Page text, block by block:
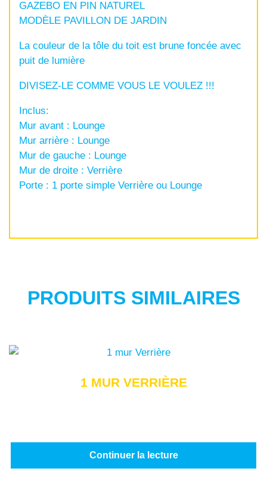
GAZEBO EN PIN NATUREL
MODÈLE PAVILLON DE JARDIN
La couleur de la tôle du toit est brune foncée avec
puit de lumière
DIVISEZ-LE COMME VOUS LE VOULEZ !!!
Inclus:
Mur avant : Lounge
Mur arrière : Lounge
Mur de gauche : Lounge
Mur de droite : Verrière
Porte : 1 porte simple Verrière ou Lounge
PRODUITS SIMILAIRES
1 MUR VERRIÈRE
Continuer la lecture